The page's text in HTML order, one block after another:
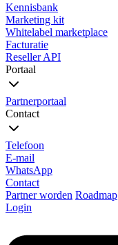
Kennisbank
Marketing kit
Whitelabel marketplace
Facturatie
Reseller API
Portaal
Partnerportaal
Contact
Telefoon
E-mail
WhatsApp
Contact
Partner worden Roadmap
Login